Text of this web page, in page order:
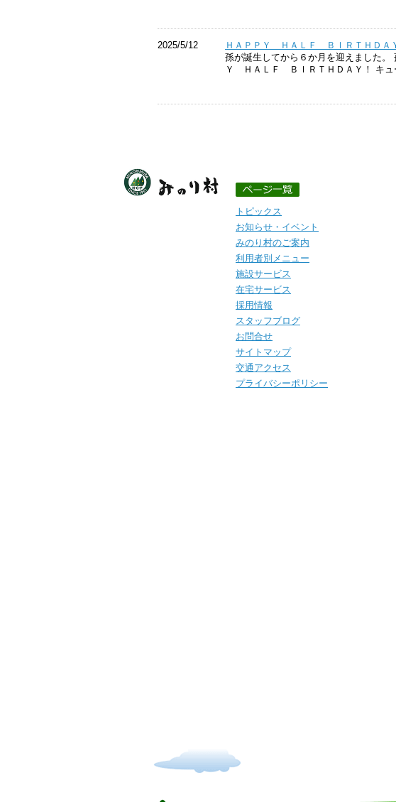
2025/5/12
ＨＡＰＰＹ ＨＡＬＦ ＢＩＲＴＨＤＡ
孫が誕生してから６か月を迎えました
Ｙ ＨＡＬＦ ＢＩＲＴＨＤＡＹ！ キュ
トピックス
お知らせ・イベント
みのり村のご案内
利用者別メニュー
施設サービス
在宅サービス
採用情報
スタッフブログ
お問合せ
サイトマップ
交通アクセス
プライバシーポリシー